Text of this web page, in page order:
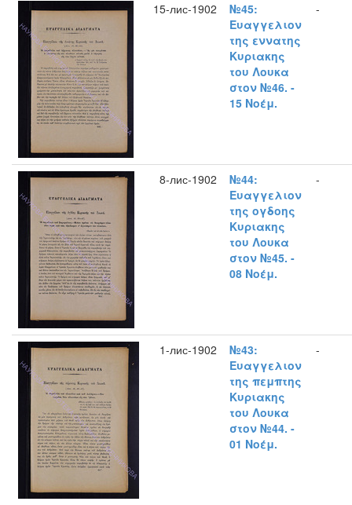
15-лис-1902
№45:
Ευαγγελιον
της εννατης
Κυριακης
του Λουκα
στον №46. -
15 Νοέμ.
-
8-лис-1902
№44:
Ευαγγελιον
της ογδοης
Κυριακης
του Λουκα
στον №45. -
08 Νοέμ.
-
1-лис-1902
№43:
Ευαγγελιον
της πεμπτης
Κυριακης
του Λουκα
στον №44. -
01 Νοέμ.
-